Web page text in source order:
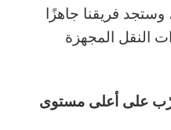
وستجد فريقنا جاهزًا
النقل المجهزة
على أعلى مستوى